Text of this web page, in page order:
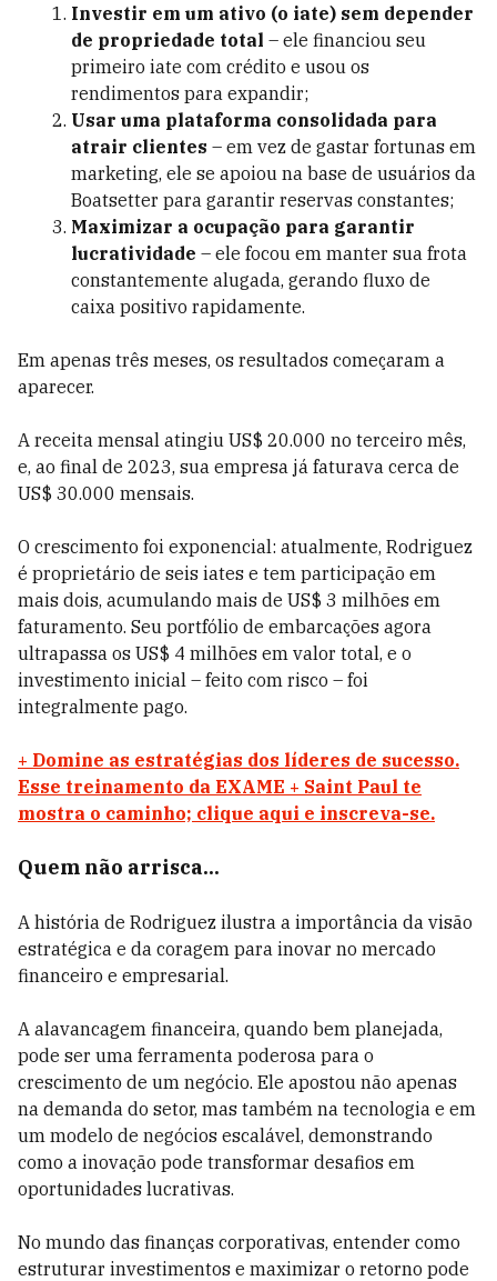
Investir em um ativo (o iate) sem depender
de propriedade total – ele financiou seu
primeiro iate com crédito e usou os
rendimentos para expandir;
Usar uma plataforma consolidada para
atrair clientes – em vez de gastar fortunas em
marketing, ele se apoiou na base de usuários da
Boatsetter para garantir reservas constantes;
Maximizar a ocupação para garantir
lucratividade – ele focou em manter sua frota
constantemente alugada, gerando fluxo de
caixa positivo rapidamente.
Em apenas três meses, os resultados começaram a
aparecer.
A receita mensal atingiu US$ 20.000 no terceiro mês,
e, ao final de 2023, sua empresa já faturava cerca de
US$ 30.000 mensais.
O crescimento foi exponencial: atualmente, Rodriguez
é proprietário de seis iates e tem participação em
mais dois, acumulando mais de US$ 3 milhões em
faturamento. Seu portfólio de embarcações agora
ultrapassa os US$ 4 milhões em valor total, e o
investimento inicial – feito com risco – foi
integralmente pago.
+ Domine as estratégias dos líderes de sucesso.
Esse treinamento da EXAME + Saint Paul te
mostra o caminho; clique aqui e inscreva-se.
Quem não arrisca...
A história de Rodriguez ilustra a importância da visão
estratégica e da coragem para inovar no mercado
financeiro e empresarial.
A alavancagem financeira, quando bem planejada,
pode ser uma ferramenta poderosa para o
crescimento de um negócio. Ele apostou não apenas
na demanda do setor, mas também na tecnologia e em
um modelo de negócios escalável, demonstrando
como a inovação pode transformar desafios em
oportunidades lucrativas.
No mundo das finanças corporativas, entender como
estruturar investimentos e maximizar o retorno pode